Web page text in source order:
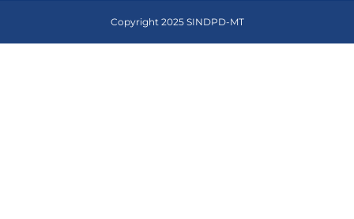
Copyright 2025 SINDPD-MT